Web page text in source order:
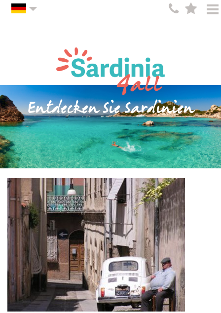
Entdecken Sie Sardinien